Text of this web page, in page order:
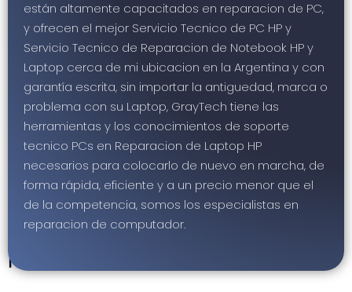
soluciones
de
reparacion
de
computadoras,
incluyendo
la
Reparacion
de
Laptop
HP.
están altamente capacitados en reparacion de PC,
y ofrecen el mejor Servicio Tecnico de PC HP y
Servicio Tecnico de Reparacion de Notebook HP y
Laptop cerca de mi ubicacion en la Argentina y con
garantía escrita, sin importar la antiguedad, marca o
problema con su Laptop, GrayTech tiene las
herramientas y los conocimientos de soporte
tecnico PCs en Reparacion de Laptop HP
necesarios para colocarlo de nuevo en marcha, de
forma rápida, eficiente y a un precio menor que el
de la competencia, somos los especialistas en
reparacion de computador.